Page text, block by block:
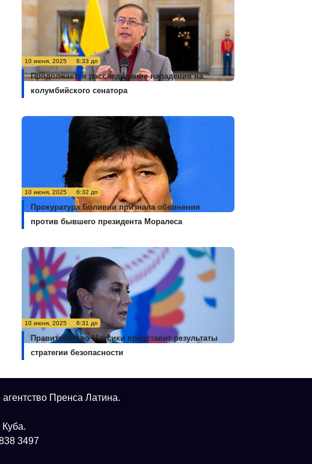
10 июня, 2025 6:33 дп
Продолжается расследование нападения на
колумбийского сенатора
10 июня, 2025 6:32 дп
Прокуратура Боливии признала обвинения
против бывшего президента Моралеса
10 июня, 2025 6:31 дп
Правительство Мексики представит результаты
стратегии безопасности
Пренса Латина.
3497